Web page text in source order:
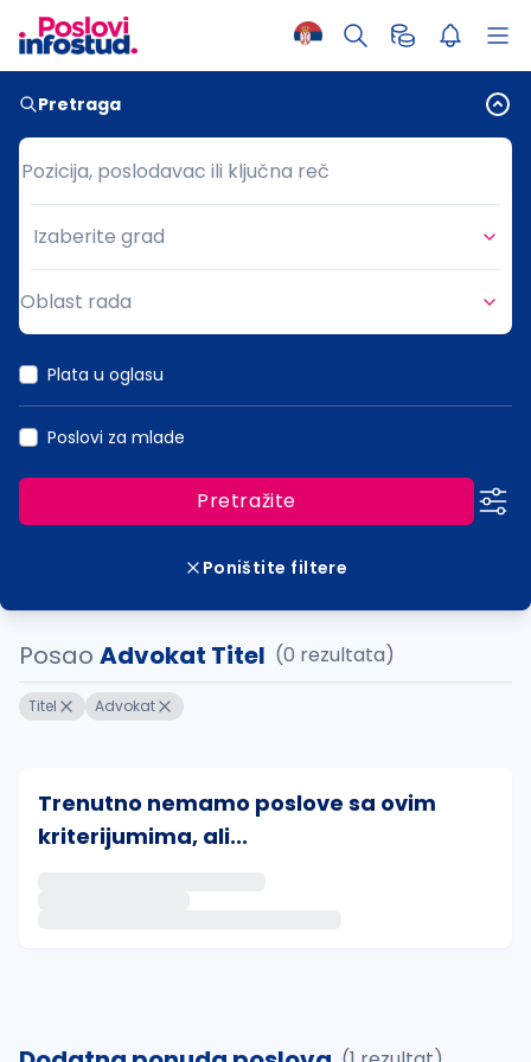
Pretraga
Pozicija, poslodavac ili ključna reč
Pozicija, poslodavac ili ključna reč
Grad
Izaberite grad
Oblast rada
Plata u oglasu
Poslovi za mlade
Pretražite
Poništite filtere
Posao Advokat Titel (0 rezultata)
Titel Advokat
Trenutno nemamo poslove sa ovim
kriterijumima, ali...